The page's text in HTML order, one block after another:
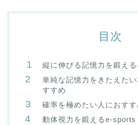
目次
縦に伸びる記憶力を鍛え
単純な記憶力をきたえた
すすめ
確率を極めたい人におす
動体視力を鍛えるe-sports